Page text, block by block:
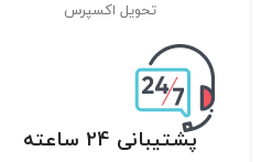
تحویل اکسپرس
پشتیبانی 24 ساعته